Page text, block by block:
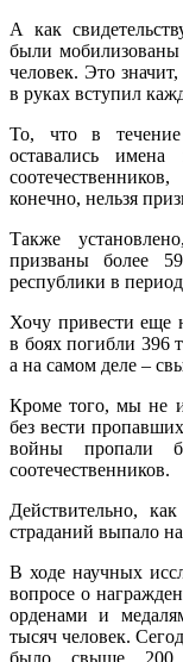
А как
были
человек. Это
в руках вступил
То, что в
оставались
конечно, нельзя
Также
призваны более
республики в
Хочу привести еще
в боях погибли 396
а на самом деле –
Кроме того, мы не
без вести
войны пропали
соотечественников.
Действительно,
страданий выпало
В ходе научных
вопросе о
орденами и
тысяч человек.
было свыше 200